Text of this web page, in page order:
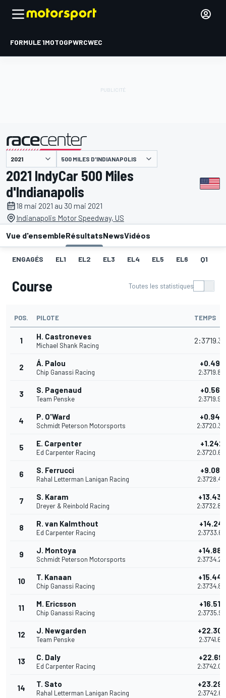
FORMULE 1MOTOGPWRCWEC
présenté par 500 MILES D'INDIANAPOLIS
2021 IndyCar 500 Miles
d'Indianapolis
18 mai 2021 au 30 mai 2021
Indianapolis Motor Speedway, US
Vue d'ensembleRésultatsNewsVidéos
ENGAGÉS EL1 EL2 EL3 EL4 EL5 EL6 Q1
Course Toutes les statistiques
POS. PILOTE TEMPS
1 H. Castroneves
Michael Shank Racing
2 Á. Palou
Chip Ganassi Racing
3 S. Pagenaud
Team Penske
4 P. O'Ward
Schmidt Peterson Motorsports
5 E. Carpenter
Ed Carpenter Racing
6 S. Ferrucci
Rahal Letterman Lanigan Racing
7 S. Karam
Dreyer & Reinbold Racing
8 R. van Kalmthout
Ed Carpenter Racing
9 J. Montoya
Schmidt Peterson Motorsports
10 T. Kanaan
Chip Ganassi Racing
11 M. Ericsson
Chip Ganassi Racing
12 J. Newgarden
Team Penske
13 C. Daly
Ed Carpenter Racing
14 T. Sato
Rahal Letterman Lanigan Racing